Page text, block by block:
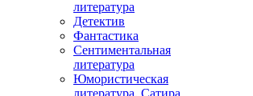
литература
Детектив
Фантастика
Сентиментальная
литература
Юмористическая
литература. Сатира